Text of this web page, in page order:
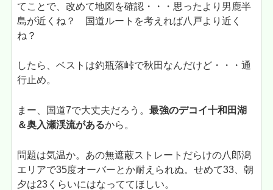
てことで、改めて地図を確認・・・思ったより男鹿半
島が近くね？ 国道ルートを考えれば八戸より近く
ね？
したら、ベストは釣瓶落峠で秋田なんだけど・・・通
行止め。
まー、国道7で大丈夫だろう。最強のデコイ十和田湖
＆奥入瀬渓流があるから。
問題は気温か。あの無遮蔽ストレートだらけの八郎潟
エリアで35度オーバーとか耐えられぬ。せめて33、朝
夕は23くらいにはなっててほしい。